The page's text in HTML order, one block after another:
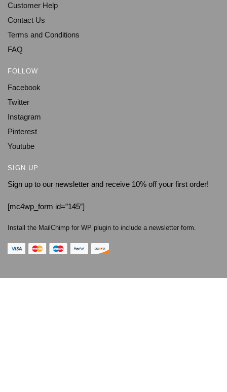
Customer Help
Contact Us
Terms and Conditions
FAQ
FOLLOW
Facebook
Twitter
Instagram
Pinterest
Youtube
SIGN UP
Sign up to our newsletter and receive 10% off your first order!
[mc4wp_form id=”145″]
Install the MailChimp for WP plugin to include a newsletter form.